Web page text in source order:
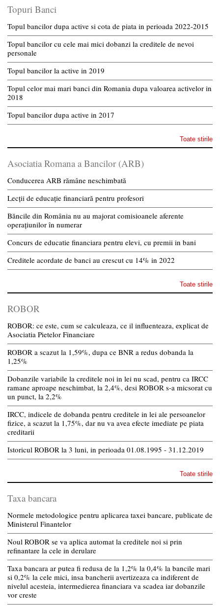
Topuri Banci
Topul bancilor dupa active si cota de piata in perioada 2022-2015
Topul bancilor cu cele mai mici dobanzi la creditele de nevoi
personale
Topul bancilor la active in 2019
Topul celor mai mari banci din Romania dupa valoarea activelor in
2018
Topul bancilor dupa active in 2017
Toate stirile
Asociatia Romana a Bancilor (ARB)
Conducerea ARB rămâne neschimbată
Lecții de educație financiară pentru profesori
Băncile din România nu au majorat comisioanele aferente
operațiunilor în numerar
Concurs de educatie financiara pentru elevi, cu premii in bani
Creditele acordate de banci au crescut cu 14% in 2022
Toate stirile
ROBOR
ROBOR: ce este, cum se calculeaza, ce il influenteaza, explicat de
Asociatia Pietelor Financiare
ROBOR a scazut la 1,59%, dupa ce BNR a redus dobanda la
1,25%
Dobanzile variabile la creditele noi in lei nu scad, pentru ca IRCC
ramane aproape neschimbat, la 2,4%, desi ROBOR s-a micsorat cu
un punct, la 2,2%
IRCC, indicele de dobanda pentru creditele in lei ale persoanelor
fizice, a scazut la 1,75%, dar nu va avea efecte imediate pe piata
creditarii
Istoricul ROBOR la 3 luni, in perioada 01.08.1995 - 31.12.2019
Toate stirile
Taxa bancara
Normele metodologice pentru aplicarea taxei bancare, publicate de
Ministerul Finantelor
Noul ROBOR se va aplica automat la creditele noi si prin
refinantare la cele in derulare
Taxa bancara ar putea fi redusa de la 1,2% la 0,4% la bancile mari
si 0,2% la cele mici, insa bancherii avertizeaza ca indiferent de
nivelul acesteia, intermedierea financiara va scadea iar dobanzile
vor creste